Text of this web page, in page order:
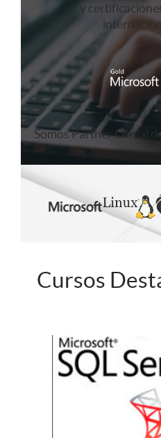
y
Somos Partner Oficial
Cursos